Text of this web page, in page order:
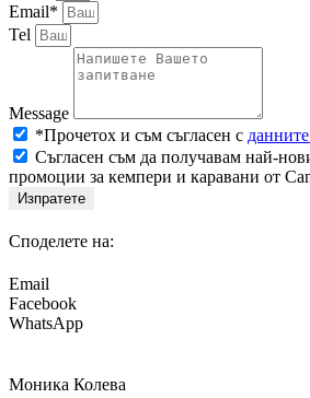
Email*
Tel
Message
*Прочетох и съм съгласен с
Съгласен съм да получавам най-
промоции за кемпери и каравани от
Изпратете
Споделете на:
Email
Facebook
WhatsApp
Моника Колева